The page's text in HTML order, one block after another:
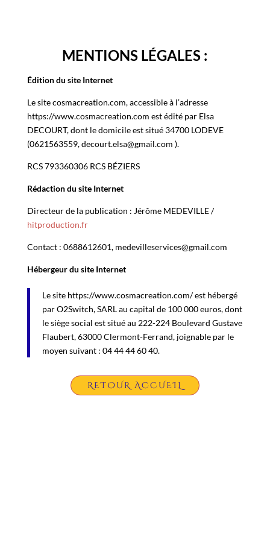
MENTIONS LÉGALES :
Édition du site Internet
Le site cosmacreation.com, accessible à l’adresse
https://www.cosmacreation.com est édité par Elsa
DECOURT, dont le domicile est situé 34700 LODEVE
(0621563559, decourt.elsa@gmail.com ).
RCS 793360306 RCS BÉZIERS
Rédaction du site Internet
Directeur de la publication : Jérôme MEDEVILLE /
hitproduction.fr
Contact : 0688612601, medevilleservices@gmail.com
Hébergeur du site Internet
Le site https://www.cosmacreation.com/ est hébergé
par O2Switch, SARL au capital de 100 000 euros, dont
le siège social est situé au 222-224 Boulevard Gustave
Flaubert, 63000 Clermont-Ferrand, joignable par le
moyen suivant : 04 44 44 60 40.
RETOUR ACCUEIL